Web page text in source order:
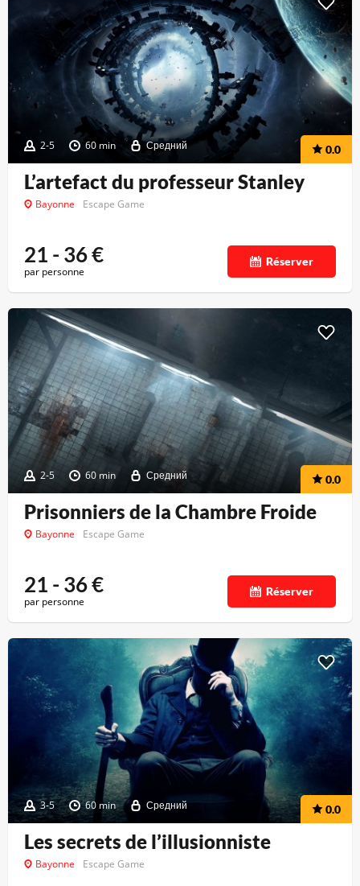
2-5 60 min Средний 0.0
L’artefact du professeur Stanley
Bayonne Escape Game
21 - 36€
par personne
Réserver
2-5 60 min Средний 0.0
Prisonniers de la Chambre Froide
Bayonne Escape Game
21 - 36€
par personne
Réserver
3-5 60 min Средний 0.0
Les secrets de l’illusionniste
Bayonne Escape Game